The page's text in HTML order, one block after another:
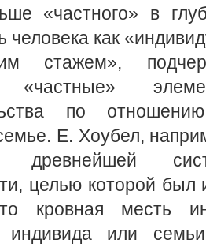
«частного» в
человека как
стажем»,
«частные»
по
Е. Хоубел,
целью которой
кровная месть
индивида или